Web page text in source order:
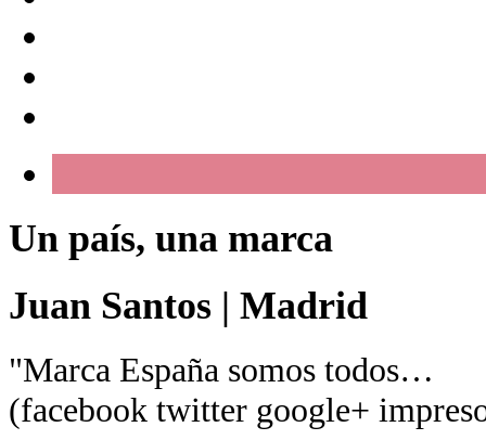
Un país, una marca
Juan Santos | Madrid
"Marca España somos todos…
(facebook twitter google+